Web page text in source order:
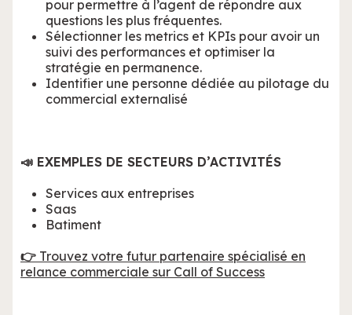
pour permettre à l’agent de répondre aux
questions les plus fréquentes.
Sélectionner les metrics et KPIs pour avoir un
suivi des performances et optimiser la
stratégie en permanence.
Identifier une personne dédiée au pilotage du
commercial externalisé
📣 EXEMPLES DE SECTEURS D’ACTIVITÉS
Services aux entreprises
Saas
Batiment
👉 Trouvez votre futur partenaire spécialisé en
relance commerciale sur Call of Success